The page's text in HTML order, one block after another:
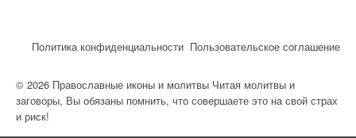
Политика конфиденциальности Пользовательское соглашение
© 2026 Православные иконы и молитвы Читая молитвы и
заговоры, Вы обязаны помнить, что совершаете это на свой страх
и риск!